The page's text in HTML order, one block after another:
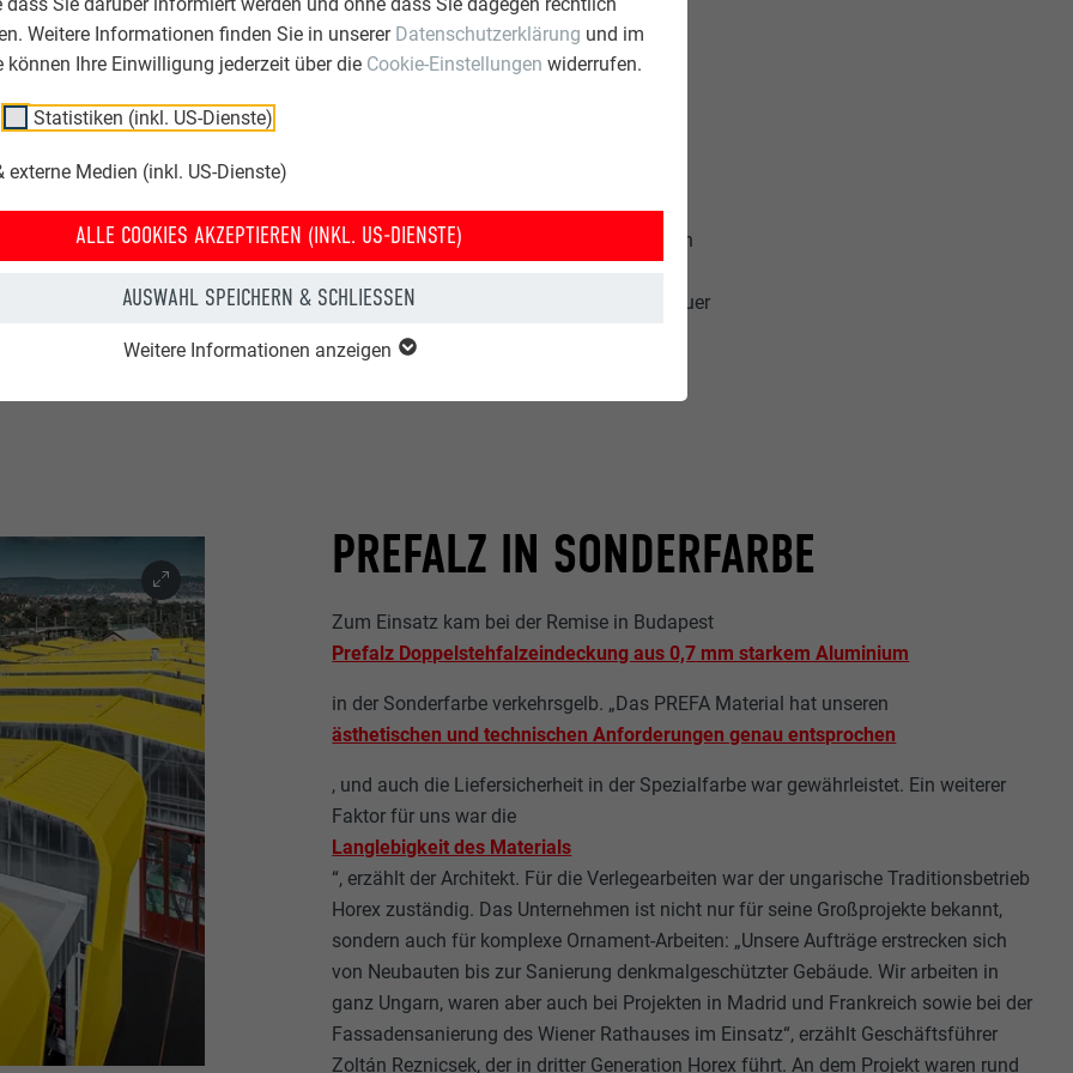
Weitere Informationen finden Sie in unserer Datenschutzerklärung und im
können Ihre Einwilligung jederzeit über die Cookie-Einstellungen widerrufen.
Statistiken (inkl. US-Dienste)
externe Medien (inkl. US-Dienste)
ALLE COOKIES AKZEPTIEREN (INKL. US-DIENSTE)
AUSWAHL SPEICHERN & SCHLIESSEN
Weitere Informationen anzeigen
BESTÄNDIGKEIT
vor 27 Jahren gegründet und ist heute international im Hochbau-Bereich tätig. In
wurden Projekte nicht nur in Ungarn, sondern auch in Aserbaidschan, Nigeria
CÉH beschäftigt nicht nur Architekten,sondern auch Statiker, Maschinenbauer
„Unsere Arbeit wie auch unser Unternehmen stehen für Qualität, für hochwertige
für Beständigkeit“, betont Takács.
PREFALZ IN SONDERFARBE
Zum Einsatz kam bei der Remise in Budapest
Prefalz Doppelstehfalzeindeckung aus 0,7 mm starkem Aluminium
in der Sonderfarbe verkehrsgelb. „Das PREFA Material hat unseren
ästhetischen und technischen Anforderungen genau entsprochen
, und auch die Liefersicherheit in der Spezialfarbe war gewährleistet. Ein weiterer
Faktor für uns war die
Langlebigkeit des Materials
“, erzählt der Architekt. Für die Verlegearbeiten war der ungarische Traditionsbetrieb
Horex zuständig. Das Unternehmen ist nicht nur für seine Großprojekte bekannt,
sondern auch für komplexe Ornament-Arbeiten: „Unsere Aufträge erstrecken sich
von Neubauten bis zur Sanierung denkmalgeschützter Gebäude. Wir arbeiten in
ganz Ungarn, waren aber auch bei Projekten in Madrid und Frankreich sowie bei der
Fassadensanierung des Wiener Rathauses im Einsatz“, erzählt Geschäftsführer
Zoltán Reznicsek, der in dritter Generation Horex führt. An dem Projekt waren rund